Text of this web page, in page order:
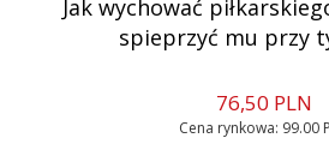
Jak wychować
spieprzyć mu przy
76,50 PLN
Cena rynkowa: 99.00